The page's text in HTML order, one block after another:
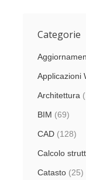
Categorie
Applicazioni
Architettura
BIM (69)
CAD (128)
Calcolo
Catasto (25)